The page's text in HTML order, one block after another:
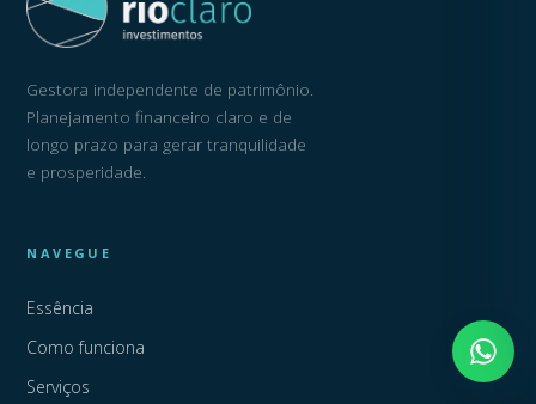
Gestora independente de patrimônio.
Planejamento financeiro claro e de
longo prazo para gerar tranquilidade
e prosperidade.
NAVEGUE
Essência
Como funciona
Serviços